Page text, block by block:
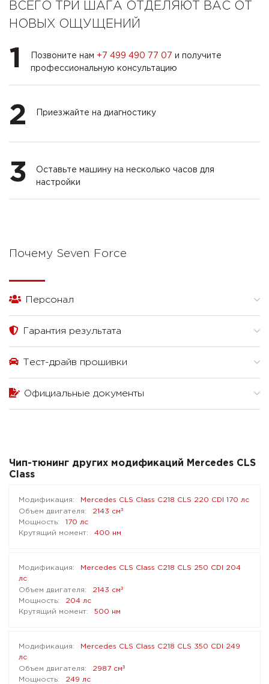
ВСЕГО ТРИ ШАГА ОТДЕЛЯЮТ ВАС ОТ
НОВЫХ ОЩУЩЕНИЙ
1 Позвоните нам +7 499 490 77 07 и получите
профессиональную консультацию
2 Приезжайте на диагностику
3
Оставьте машину на несколько часов для
настройки
Почему Seven Force
Персонал
Гарантия результата
Тест-драйв прошивки
Официальные документы
Чип-тюнинг других модификаций Mercedes CLS
Class
Mercedes CLS Class C218 CLS 220 CDI 170 лс
2143 см³
170 лс
400 нм
Mercedes CLS Class C218 CLS 250 CDI 204
лс
2143 см³
204 лс
500 нм
Mercedes CLS Class C218 CLS 350 CDI 249
лс
2987 см³
249 лс